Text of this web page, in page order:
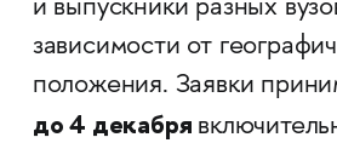
и выпускники разных
зависимости от
положения. Заявки
до 4 декабря